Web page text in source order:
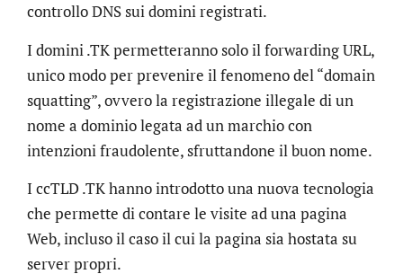
controllo DNS sui domini registrati.
I domini .TK permetteranno solo il forwarding URL,
unico modo per prevenire il fenomeno del “domain
squatting”, ovvero la registrazione illegale di un
nome a dominio legata ad un marchio con
intenzioni fraudolente, sfruttandone il buon nome.
I ccTLD .TK hanno introdotto una nuova tecnologia
che permette di contare le visite ad una pagina
Web, incluso il caso il cui la pagina sia hostata su
server propri.